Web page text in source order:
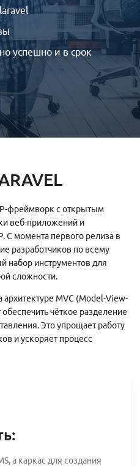
успешно и в срок
фреймворк с открытым
веб-приложений и
С момента первого релиза в
разработчиков по всему
набор инструментов для
сложности.
MVC (Model-View-
чёткое разделение
Это упрощает работу
и ускоряет процесс
а каркас для создания